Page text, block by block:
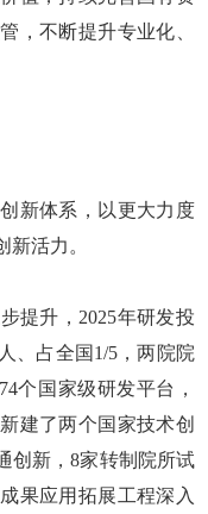
，不断提升专业化、
新体系，以更大力度
活力。
升，2025年研发投
、占全国1/5，两院院
个国家级研发平台，
建了两个国家技术创
创新，8家转制院所试
果应用拓展工程深入